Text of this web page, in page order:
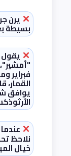
يرن
بسيطة
يقول
فبراير
يوافق
نلاحظ
خيال